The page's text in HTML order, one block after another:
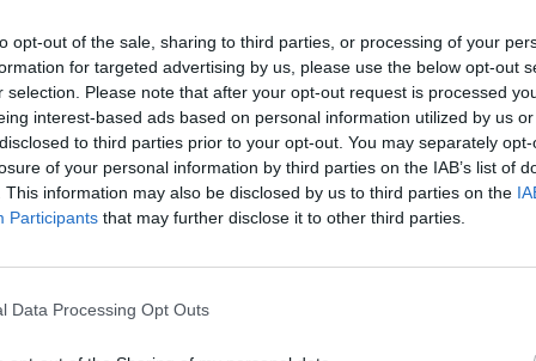
opt-out of the sale, sharing to third parties, or processing of your
for targeted advertising by us, please use the below opt-out
selection. Please note that after your opt-out request is processed
interest-based ads based on personal information utilized by us
to third parties prior to your opt-out. You may separately
of your personal information by third parties on the IAB’s list of
This information may also be disclosed by us to third parties on the
Participants that may further disclose it to other third parties.
Data Processing Opt Outs
CALCIO
08.08 17:05 - JUVENTUS - Spalletti:
"Giocatori forti, ma dobbiamo
diventare squadra"
non parlo di gerarchie, la Juventus
dirà la sua in questa stagione"
del